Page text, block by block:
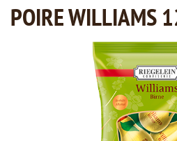
POIRE WILLIAMS